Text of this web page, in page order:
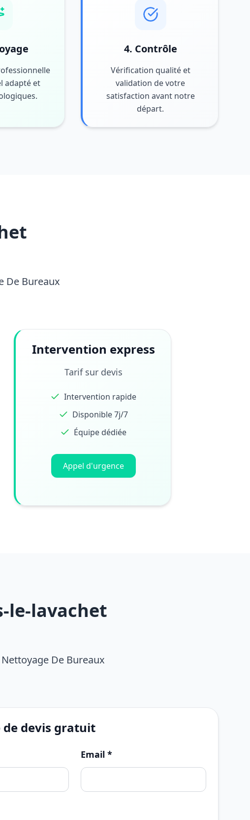
adapté et
4. Contrôle
Vérification qualité et
validation de votre
satisfaction avant notre
départ.
De Bureaux
Intervention express
Tarif sur devis
Intervention rapide
Disponible 7j/7
Équipe dédiée
Appel d'urgence
le-lavachet
De Bureaux
de devis gratuit
Email *